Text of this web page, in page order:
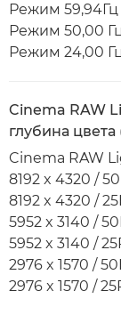
Режим 59,94Гц
Режим 50,00
Режим 24,00
Cinema RAW
глубина цвета
Cinema RAW
8192 x 4320 /
8192 x 4320 /
5952 x 3140 /
5952 x 3140 /
2976 x 1570 /
2976 x 1570 /